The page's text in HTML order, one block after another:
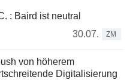
: Baird ist neutral
30.07.
ZM
von höherem
Digitalisierung